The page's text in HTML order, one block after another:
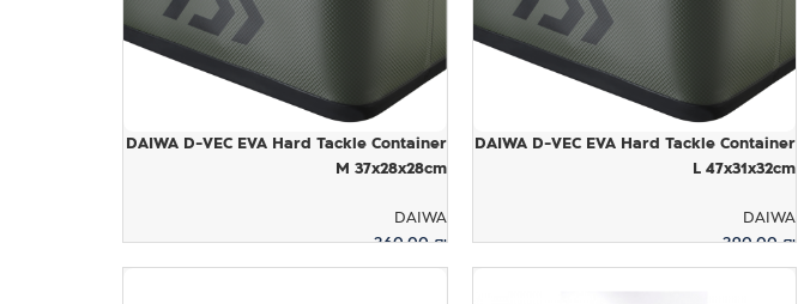
DAIWA D-VEC EVA Hard Tackle Container
L 47x31x32cm
DAIWA
390.00₪
DAIWA D-VEC EVA Hard Tackle Container
M 37x28x28cm
DAIWA
360.00₪